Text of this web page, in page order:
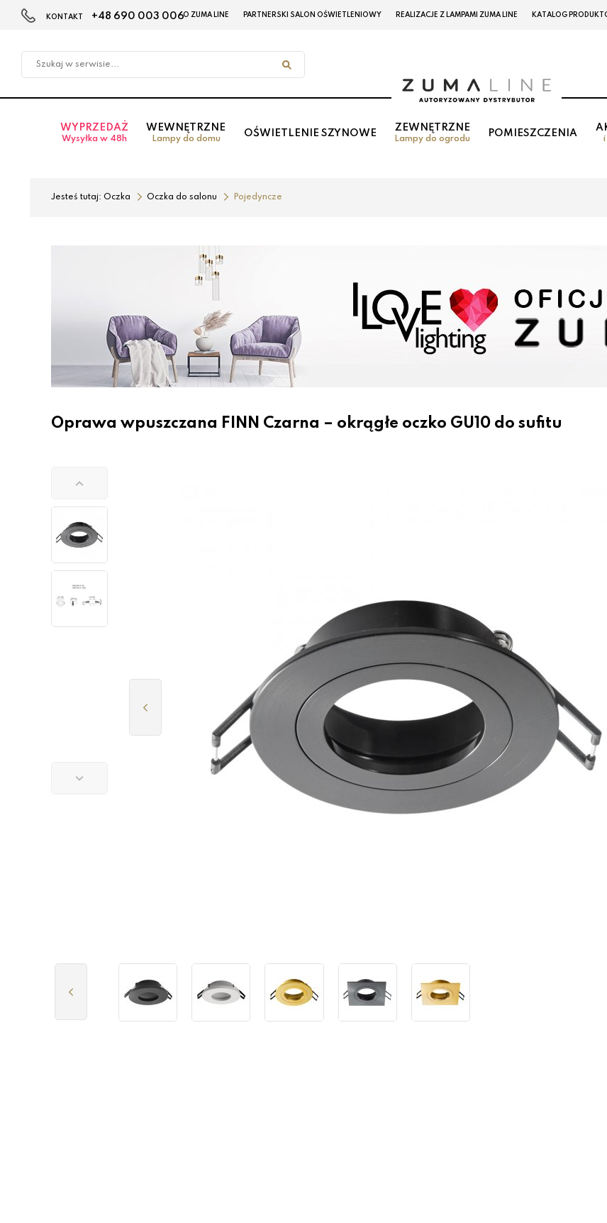
w
KONTAKT +48 690 003 006O ZUMA LINE PARTNERSKI SALON OŚWIETLENIOWY REALIZACJE Z LAMPAMI ZUMA LINE KATALOG
WYPRZEDAŻ
Wysyłka w 48h
WEWNĘTRZNE
Lampy do domu
OŚWIETLENIE SZYNOWE
ZEWNĘTRZNE
Lampy do ogrodu
POMIESZCZENIA
i
Jesteś tutaj: Oczka Oczka do salonu Pojedyncze
Oprawa wpuszczana FINN Czarna – okrągłe oczko GU10 do sufitu